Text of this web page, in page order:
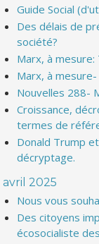
Guide Social
Des délais de
société?
Marx, à mesure:
Marx, à
Nouvelles 288-
Croissance,
termes de
Donald Trump
décryptage.
avril 2025
Nous vous
Des citoyens
écosocialiste